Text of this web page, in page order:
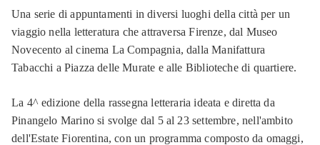
Una serie di appuntamenti in diversi luoghi della città per un
viaggio nella letteratura che attraversa Firenze, dal Museo
Novecento al cinema La Compagnia, dalla Manifattura
Tabacchi a Piazza delle Murate e alle Biblioteche di quartiere.
La 4^ edizione della rassegna letteraria ideata e diretta da
Pinangelo Marino si svolge dal 5 al 23 settembre, nell'ambito
dell'Estate Fiorentina, con un programma composto da omaggi,